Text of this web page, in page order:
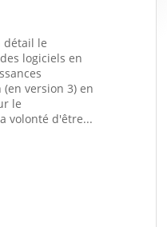
détail le
logiciels en
version 3) en
le
volonté d'être...